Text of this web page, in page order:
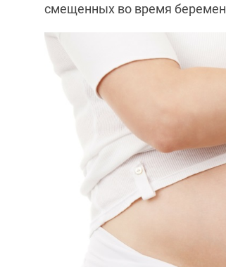
смещенных во время